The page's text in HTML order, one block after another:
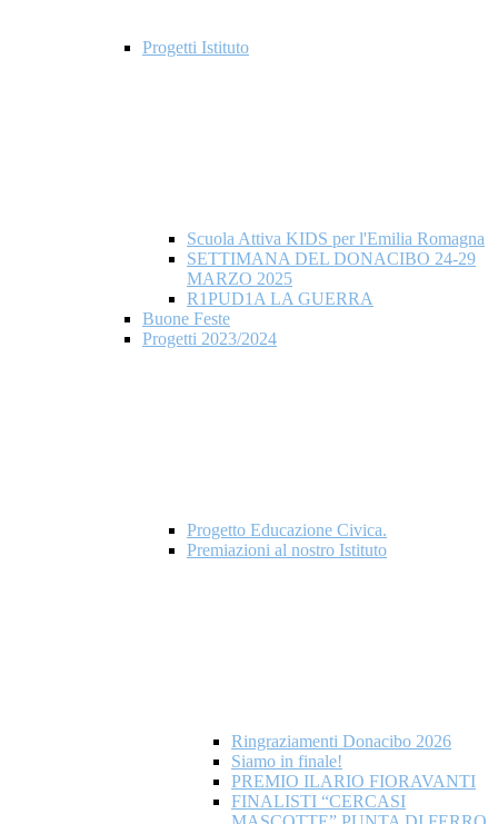
Progetti Istituto
Scuola Attiva KIDS per l'Emilia Romagna
SETTIMANA DEL DONACIBO 24-29
MARZO 2025
R1PUD1A LA GUERRA
Buone Feste
Progetti 2023/2024
Progetto Educazione Civica.
Premiazioni al nostro Istituto
Ringraziamenti Donacibo 2026
Siamo in finale!
PREMIO ILARIO FIORAVANTI
FINALISTI “CERCASI